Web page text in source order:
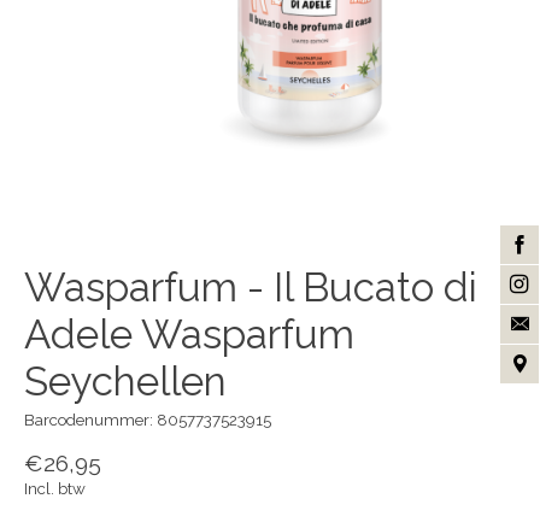
Wasparfum - Il Bucato di
Adele Wasparfum
Seychellen
Barcodenummer: 8057737523915
€26,95
Incl. btw